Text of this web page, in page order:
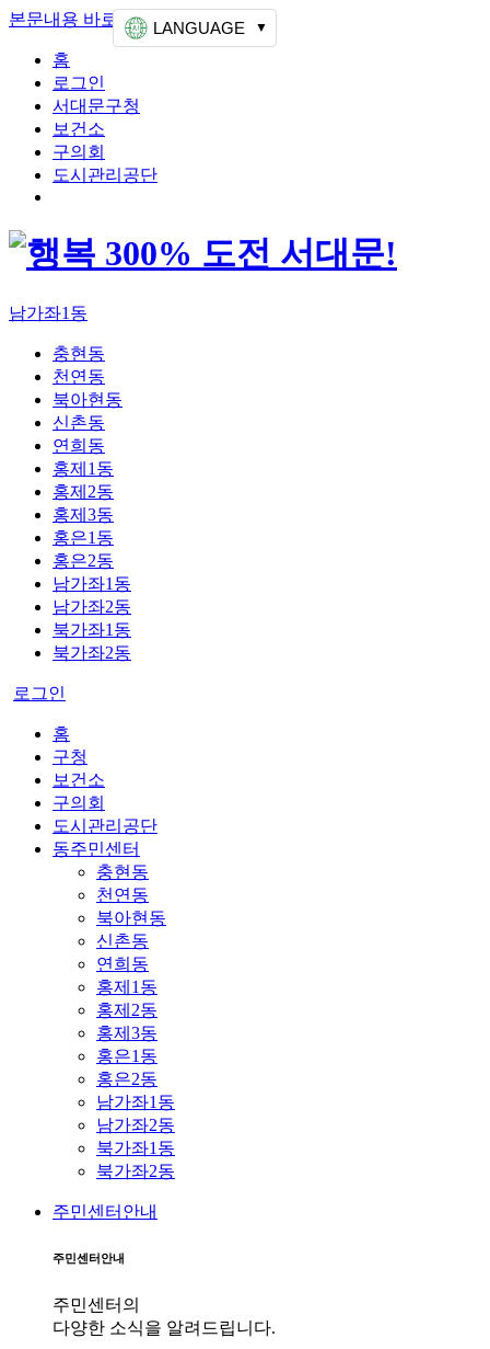
본문내용 바로가기 상단메뉴 가기
홈
로그인
서대문구청
보건소
구의회
도시관리공단
남가좌1동
충현동
천연동
북아현동
신촌동
연희동
홍제1동
홍제2동
홍제3동
홍은1동
홍은2동
남가좌1동
남가좌2동
북가좌1동
북가좌2동
로그인
LANGUAGE
홈
구청
보건소
구의회
도시관리공단
동주민센터
충현동
천연동
북아현동
신촌동
연희동
홍제1동
홍제2동
홍제3동
홍은1동
홍은2동
남가좌1동
남가좌2동
북가좌1동
북가좌2동
주민센터안내
주민센터안내
주민센터의
다양한 소식을 알려드립니다.